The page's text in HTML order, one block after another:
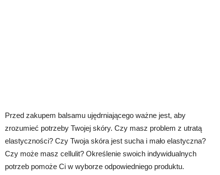
Przed zakupem balsamu ujędrniającego ważne jest, aby
zrozumieć potrzeby Twojej skóry. Czy masz problem z utratą
elastyczności? Czy Twoja skóra jest sucha i mało elastyczna?
Czy może masz cellulit? Określenie swoich indywidualnych
potrzeb pomoże Ci w wyborze odpowiedniego produktu.